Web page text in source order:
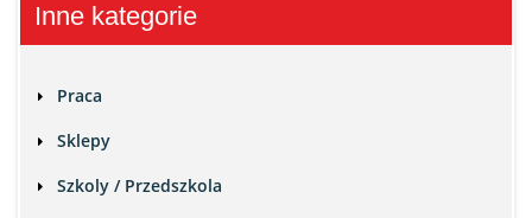
Inne kategorie
Praca
Sklepy
Szkoly / Przedszkola